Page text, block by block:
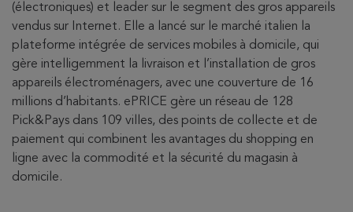
(électroniques) et leader sur le segment des gros appareils
vendus sur Internet. Elle a lancé sur le marché italien la
plateforme intégrée de services mobiles à domicile, qui
gère intelligemment la livraison et l’installation de gros
appareils électroménagers, avec une couverture de 16
millions d’habitants. ePRICE gère un réseau de 128
Pick&Pays dans 109 villes, des points de collecte et de
paiement qui combinent les avantages du shopping en
ligne avec la commodité et la sécurité du magasin à
domicile.